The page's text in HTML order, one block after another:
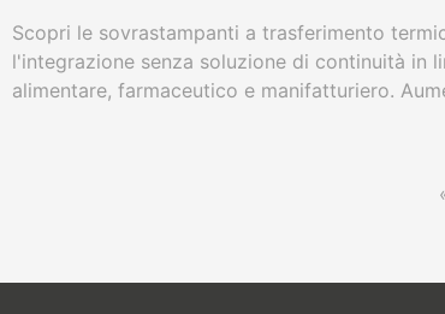
Scopri le sovrastampanti a trasferimento
l'integrazione senza soluzione di continuità in
alimentare, farmaceutico e manifatturiero.